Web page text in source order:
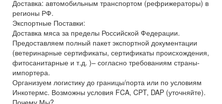
Доставка: автомобильным транспортом (рефрижераторы) в
регионы РФ.
Экспортные Поставки:
Доставка мяса за пределы Российской Федерации.
Предоставляем полный пакет экспортной документации
(ветеринарные сертификаты, сертификаты происхождения,
фитосанитарные и т.д. )– согласно требованиям страны-
импортера.
Организуем логистику до границы/порта или по условиям
Инкотермс. Возможны условия FCA, CPT, DAP (уточняйте).
Почему Мы?